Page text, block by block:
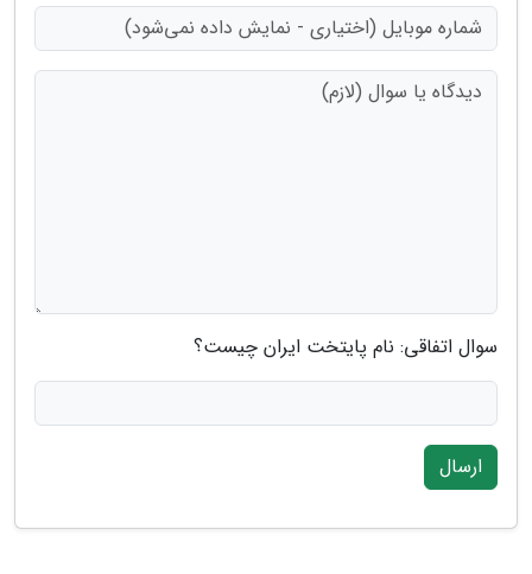
سوال اتفاقی: نام پایتخت ایران چیست؟
ارسال